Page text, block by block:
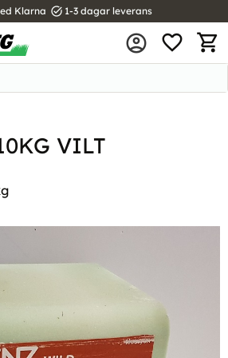
Klarna task_alt 1-3 dagar leverans
VILT